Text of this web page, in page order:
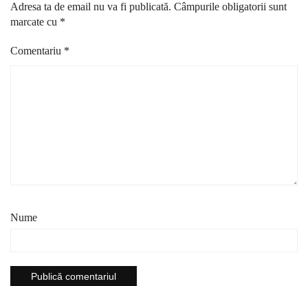
Adresa ta de email nu va fi publicată. Câmpurile obligatorii sunt
marcate cu *
Comentariu *
Nume